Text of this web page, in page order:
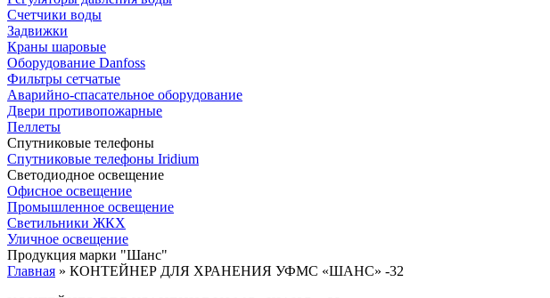
Счетчики воды
Задвижки
Краны шаровые
Оборудование Danfoss
Фильтры сетчатые
Аварийно-спасательное оборудование
Двери противопожарные
Пеллеты
Спутниковые телефоны
Спутниковые телефоны Iridium
Светодиодное освещение
Офисное освещение
Промышленное освещение
Светильники ЖКХ
Уличное освещение
Продукция марки "Шанс"
Главная » КОНТЕЙНЕР ДЛЯ ХРАНЕНИЯ УФМС «ШАНС» -32